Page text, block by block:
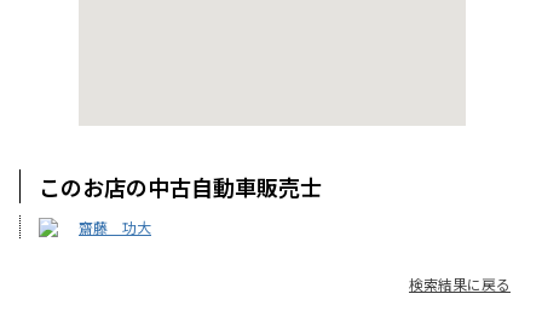
このお店の中古自動車販売士
齋藤 功大
検索結果に戻る